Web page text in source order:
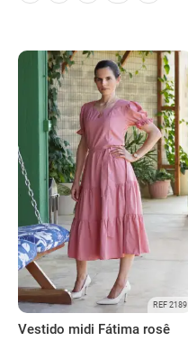
REF 2189
Vestido midi Fátima rosê